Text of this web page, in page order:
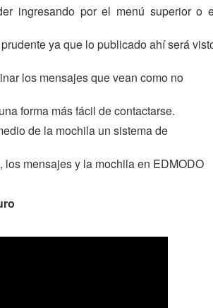
ingresando por el menú superior o
ya que lo publicado ahí será
los mensajes que vean como no
forma más fácil de contactarse.
de la mochila un sistema de
mensajes y la mochila en EDMODO